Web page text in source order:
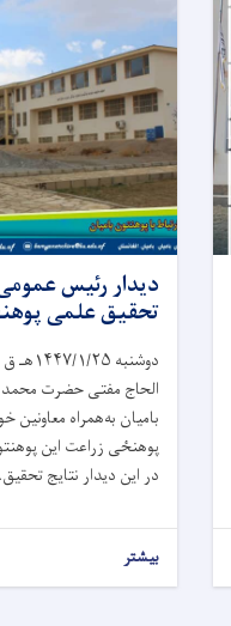
دیدار رئیس
تحقیق علمی
دوشنبه ۱۴۴۷/۱/۲۵هـ ق
الحاج مفتی حضرت
بامیان به‌همراه معاونین
پوهنځی زراعت این
در این دیدار نتایج
بیشتر